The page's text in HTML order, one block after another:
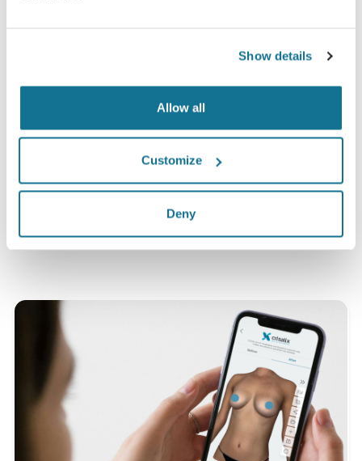
Show details
Allow all
Customize
Deny
Crisalix 3D-моделирование до нее*
пациенток, сделавших операцию по увеличению груди в
период с мая 2010 года до сентября 2011 года.